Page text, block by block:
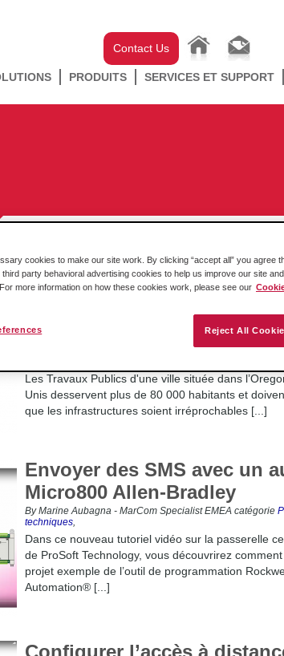
Contact Us
PRODUITS SERVICES ET SUPPORT
Un service de traitement
tire profit de l’accès à
4G LTE
By Lauren Robeson - Global Communications catégorie
Les Travaux Publics d'une ville située dans
Unis desservent plus de 80 000 habitants et
que les infrastructures soient irréprochables [...]
Envoyer des SMS avec un
Micro800 Allen-Bradley
By Marine Aubagna - MarCom Specialist EMEA catégorie
techniques,
Dans ce nouveau tutoriel vidéo sur la passerelle
de ProSoft Technology, vous découvrirez
projet exemple de l’outil de programmation
Automation® [...]
Configurer l’accès à
cookies to make our site work. By clicking “accept all” you agree
party behavioral advertising cookies to help us improve our site
more information on how these cookies work, please see our
Reject All